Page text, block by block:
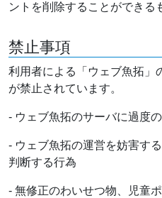
ントを削除することができる
禁止事項
利用者による「ウェブ魚拓」
が禁止されています。
- ウェブ魚拓のサーバに過度
- ウェブ魚拓の運営を妨害す
判断する行為
- 無修正のわいせつ物、児童